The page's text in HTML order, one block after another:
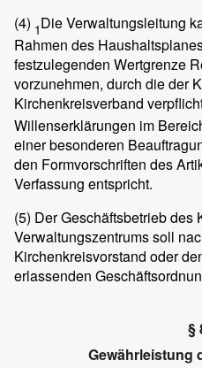
(4) 1Die Verwaltungsleitung
Rahmen des
festzulegenden Wertgrenze
vorzunehmen, durch die der
Kirchenkreisverband
Willenserklärungen im
einer besonderen
den Formvorschriften des
Verfassung entspricht.
(5) Der Geschäftsbetrieb des
Verwaltungszentrums soll
Kirchenkreisvorstand oder
erlassenden
§
Gewährleistung